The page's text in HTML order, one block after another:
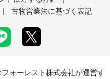
| 古物営業法に基づく表記
ォーレスト株式会社が運営す